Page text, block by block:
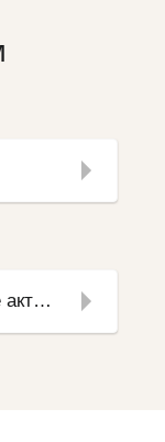
Нормативные правовые и иные акты в сфере противодействия коррупции